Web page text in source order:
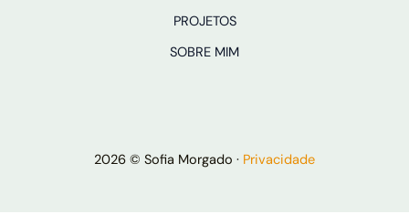
PROJETOS
SOBRE MIM
2026 © Sofia Morgado · Privacidade